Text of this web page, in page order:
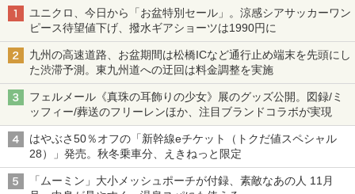
ユニクロ、今日から「お盆特別セール」。涼感シアサッカーワン
ピース待望値下げ、撥水ギアショーツは1990円に
九州の高速道路、お盆期間は松橋ICなど通行止め端末を先頭にし
た渋滞予測。東九州道への迂回は料金調整を実施
フェルメール《真珠の耳飾りの少女》展のグッズ公開。図録/ミ
ッフィー/葬送のフリーレンほか、注目ブランドコラボが実現
はやぶさ50％オフの「新幹線eチケット（トクだ値スペシャル
28）」発売。秋冬乗車分、えきねっと限定
「ムーミン」大小メッシュポーチが付録、素敵なあの人 11月